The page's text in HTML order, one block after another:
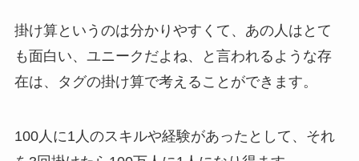
掛け算というのは分かりやすくて、あの人はとて
も面白い、ユニークだよね、と言われるような存
在は、タグの掛け算で考えることができます。
100人に1人のスキルや経験があったとして、それ